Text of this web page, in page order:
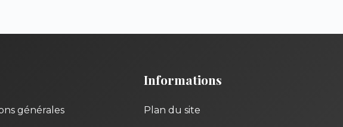
générales
Informations
Plan du site